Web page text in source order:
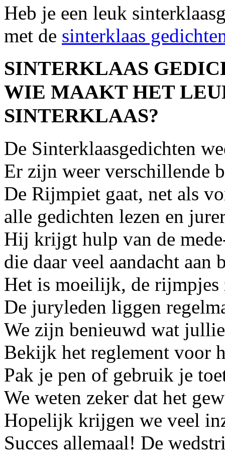
Heb je een leuk
met de sinterklaas
SINTERKLAAS
WIE MAAKT HET
SINTERKLAAS?
De Sinterklaasgedichten
Er zijn weer verschillende
De Rijmpiet gaat, net als
alle gedichten lezen en
Hij krijgt hulp van de
die daar veel aandacht aan
Het is moeilijk, de
De juryleden liggen
We zijn benieuwd wat
Bekijk het reglement voor
Pak je pen of gebruik je
We weten zeker dat het
Hopelijk krijgen we veel
Succes allemaal! De